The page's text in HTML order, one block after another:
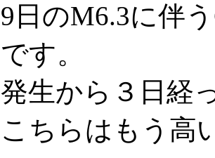
9日のM6.3に伴
です。
発生から３日経
こちらはもう高